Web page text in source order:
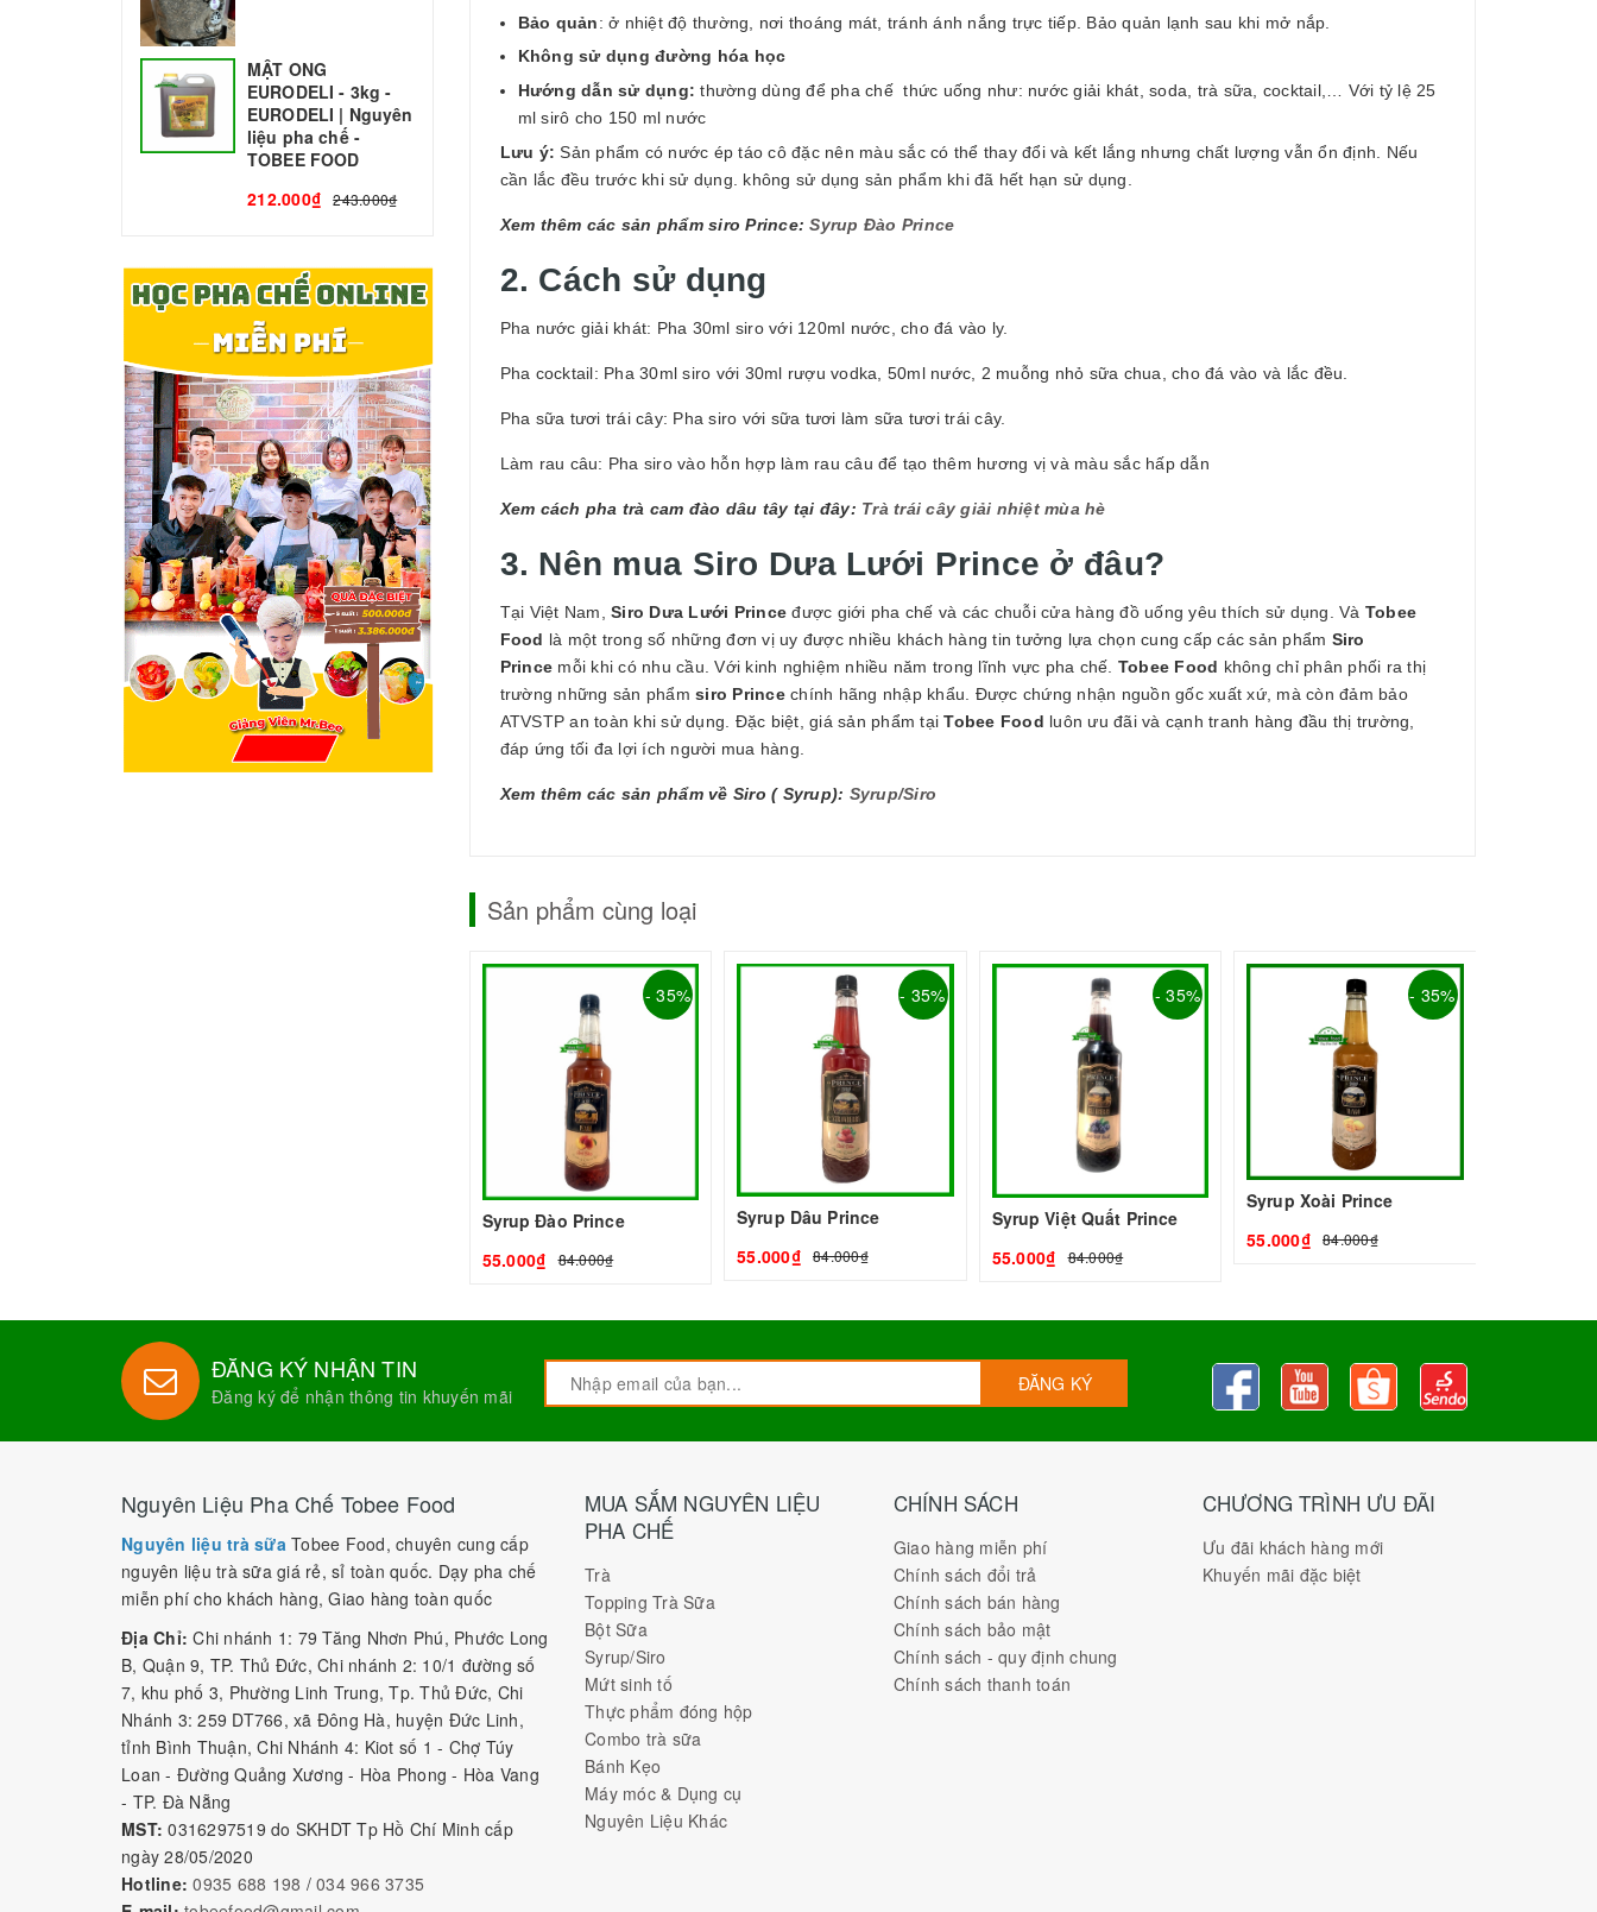
Bảo quản: ở nhiệt độ thường, nơi thoáng mát, tránh ánh nắng trực tiếp. Bảo quản lạnh sau khi mở nắp.
Không sử dụng đường hóa học
Hướng dẫn sử dụng:thường dùng để pha chế thức uống như: nước giải khát, soda, trà sữa, cocktail,… Với tỷ lệ 25
ml sirô cho 150 ml nước
Lưu ý: Sản phẩm có nước ép táo cô đặc nên màu sắc có thể thay đổi và kết lắng nhưng chất lượng vẫn ổn định. Nếu
cần lắc đều trước khi sử dụng.
không sử dụng sản phẩm khi đã hết hạn sử dụng.
Xem thêm các sản phẩm siro Prince:Syrup Đào Prince
2. Cách sử dụng
Pha nước giải khát: Pha 30ml siro với 120ml nước, cho đá vào ly.
Pha cocktail: Pha 30ml siro với 30ml rượu vodka, 50ml nước, 2 muỗng nhỏ sữa chua, cho đá vào và lắc đều.
Pha sữa tươi trái cây: Pha siro với sữa tươi làm sữa tươi trái cây.
Làm rau câu: Pha siro vào hỗn hợp làm rau câu để tạo thêm hương vị và màu sắc hấp dẫn
Xem cách pha trà cam đào dâu tây tại đây: Trà trái cây giải nhiệt mùa hè
3. Nên mua Siro Dưa Lưới Prince ở đâu?
Tại Việt Nam, Siro Dưa Lưới Princeđược giới pha chế và các chuỗi cửa hàng đồ uống yêu thích sử dụng. Và Tobee
Food là một trong số những đơn vị uy được nhiều khách hàng tin tưởng lựa chọn cung cấp các sản phẩm Siro
Prince mỗi khi có nhu cầu. Với kinh nghiệm nhiều năm trong lĩnh vực pha chế. Tobee Food không chỉ phân phối ra thị
trường những sản phẩm siro Prince chính hãng nhập khẩu. Được chứng nhận nguồn gốc xuất xứ, mà còn đảm bảo
ATVSTP an toàn khi sử dụng. Đặc biệt, giá sản phẩm tạiTobee Food luôn ưu đãi và cạnh tranh hàng đầu thị trường,
đáp ứng tối đa lợi ích người mua hàng.
Xem thêm các sản phẩm về Siro ( Syrup): Syrup/Siro
Sản phẩm cùng loại
- 35%
Syrup Đào Prince
55.000₫
84.000₫
- 35%
Syrup Dâu Prince
55.000₫ 84.000₫
- 35%
Syrup Việt Quất Prince
55.000₫
84.000₫
- 35%
Syrup Xoài Prince
55.000₫ 84.000₫
MẬT ONG
EURODELI - 3kg -
EURODELI | Nguyên
liệu pha chế -
TOBEE FOOD
212.000₫
243.000₫
ĐĂNG KÝ NHẬN TIN
Đăng ký để nhận thông tin khuyến mãi
ĐĂNG KÝ
Nguyên Liệu Pha Chế Tobee Food
Nguyên liệu trà sữaTobee Food, chuyên cung cấp
nguyên liệu trà sữa giá rẻ, sỉ toàn quốc. Dạy pha chế
miễn phí cho khách hàng, Giao hàng toàn quốc
Địa Chỉ: Chi nhánh 1: 79 Tăng Nhơn Phú, Phước Long
B, Quận 9, TP. Thủ Đức, Chi nhánh 2: 10/1 đường số
7, khu phố 3, Phường Linh Trung, Tp. Thủ Đức, Chi
Nhánh 3: 259 DT766, xã Đông Hà, huyện Đức Linh,
tỉnh Bình Thuận, Chi Nhánh 4: Kiot số 1 - Chợ Túy
Loan - Đường Quảng Xương - Hòa Phong - Hòa Vang
- TP. Đà Nẵng
MST: 0316297519 do SKHDT Tp Hồ Chí Minh cấp
ngày 28/05/2020
Hotline: 0935 688 198 / 034 966 3735
MUA SẮM NGUYÊN LIỆU
PHA CHẾ
Trà
Topping Trà Sữa
Bột Sữa
Syrup/Siro
Mứt sinh tố
Thực phẩm đóng hộp
Combo trà sữa
Bánh Kẹo
Máy móc & Dụng cụ
Nguyên Liệu Khác
CHÍNH SÁCH
Giao hàng miễn phí
Chính sách đổi trả
Chính sách bán hàng
Chính sách bảo mật
Chính sách - quy định chung
Chính sách thanh toán
CHƯƠNG TRÌNH ƯU ĐÃI
Ưu đãi khách hàng mới
Khuyến mãi đặc biệt